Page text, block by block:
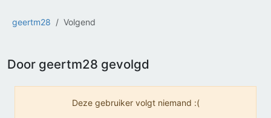
geertm28 Volgend
Door geertm28 gevolgd
Deze gebruiker volgt niemand :(